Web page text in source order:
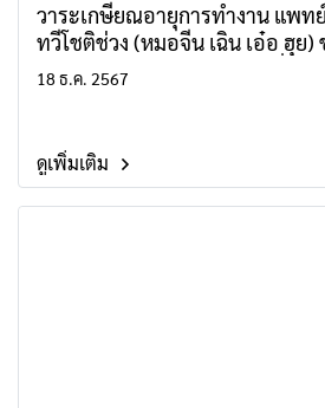
วาระเกษียณอายุการทำงาน แพท
ทวีโชติช่วง (หมอจีน เฉิน เอ๋อ ฮุ
สำหรับความเสียสละ ทุ่มเทเพื่อคน
18 ธ.ค. 2567
ดูเพิ่มเติม